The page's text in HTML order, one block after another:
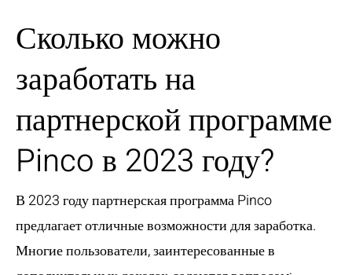
Сколько можно
заработать на
партнерской программе
Pinco в 2023 году?
В 2023 году партнерская программа Pinco
предлагает отличные возможности для заработка.
Многие пользователи, заинтересованные в